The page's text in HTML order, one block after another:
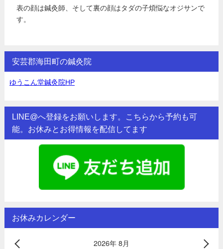
表の顔は鍼灸師、そして裏の顔はタダの子煩悩なオジサンで
す。
安芸郡海田町の鍼灸院
ゆうこん堂鍼灸院HP
LINE@へ登録をお願いします。こちらから予約も可
能。お休みとお得情報を配信してます
お休みカレンダー
2026年 8月